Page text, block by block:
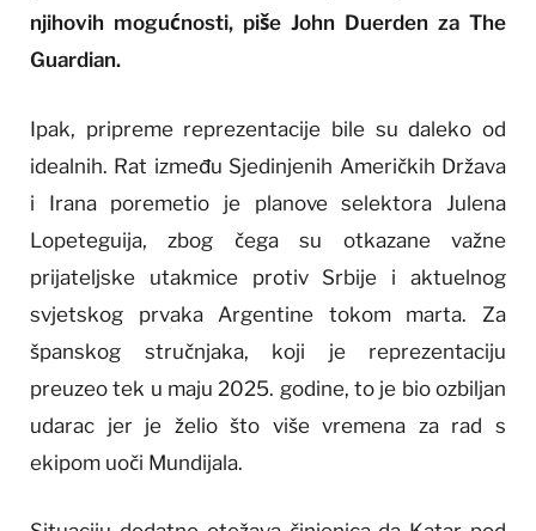
njihovih mogućnosti, piše John Duerden za The
Guardian.
Ipak, pripreme reprezentacije bile su daleko od
idealnih. Rat između Sjedinjenih Američkih Država
i Irana poremetio je planove selektora Julena
Lopeteguija, zbog čega su otkazane važne
prijateljske utakmice protiv Srbije i aktuelnog
svjetskog prvaka Argentine tokom marta. Za
španskog stručnjaka, koji je reprezentaciju
preuzeo tek u maju 2025. godine, to je bio ozbiljan
udarac jer je želio što više vremena za rad s
ekipom uoči Mundijala.